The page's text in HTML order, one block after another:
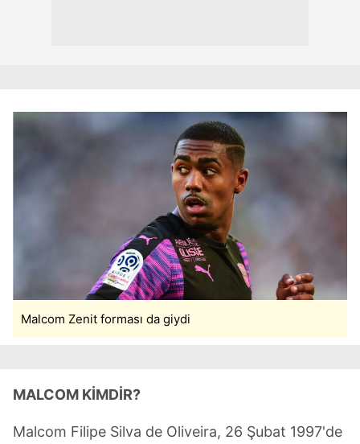
Malcom Zenit forması da giydi
MALCOM KİMDİR?
Malcom Filipe Silva de Oliveira, 26 Şubat 1997'de